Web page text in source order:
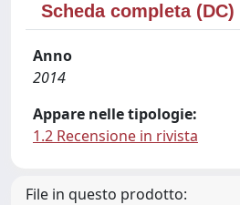
Scheda completa (DC)
Anno
2014
Appare nelle tipologie:
1.2 Recensione in rivista
File in questo prodotto: